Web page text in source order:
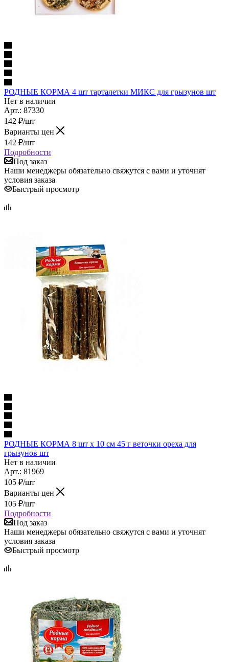
РОДНЫЕ КОРМА 4 шт тарталетки МИКС для грызунов шт
Нет в наличии
Арт.: 87330
142 ₽/шт
Варианты цен
142 ₽/шт
Подробности
Под заказ
Наши менеджеры обязательно свяжутся с вами и уточнят
условия заказа
Быстрый просмотр
РОДНЫЕ КОРМА 8 шт х 10 см 45 г веточки ореха для
грызунов шт
Нет в наличии
Арт.: 81969
105 ₽/шт
Варианты цен
105 ₽/шт
Подробности
Под заказ
Наши менеджеры обязательно свяжутся с вами и уточнят
условия заказа
Быстрый просмотр